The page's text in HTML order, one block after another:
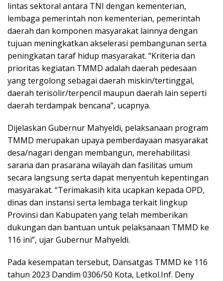
lintas sektoral antara TNI dengan kementerian,
lembaga pemerintah non kementerian, pemerintah
daerah dan komponen masyarakat lainnya dengan
tujuan meningkatkan akselerasi pembangunan serta
peningkatan taraf hidup masyarakat. “Kriteria dan
prioritas kegiatan TMMD adalah daerah pedesaan
yang tergolong sebagai daerah miskin/tertinggal,
daerah terisolir/terpencil maupun daerah lain seperti
daerah terdampak bencana”, ucapnya.
Dijelaskan Gubernur Mahyeldi, pelaksanaan program
TMMD merupakan upaya pemberdayaan masyarakat
desa/nagari dengan membangun, merehabilitasi
sarana dan prasarana wilayah dan fasilitas umum
secara langsung serta dapat menyentuh kepentingan
masyarakat. “Terimakasih kita ucapkan kepada OPD,
dinas dan instansi serta lembaga terkait lingkup
Provinsi dan Kabupaten yang telah memberikan
dukungan dan bantuan untuk pelaksanaan TMMD ke
116 ini”, ujar Gubernur Mahyeldi.
Pada kesempatan tersebut, Dansatgas TMMD ke 116
tahun 2023 Dandim 0306/50 Kota, Letkol.Inf. Deny